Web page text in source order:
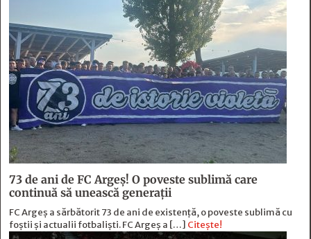
73 de ani de FC Argeş! O poveste sublimă care
continuă să unească generaţii
FC Argeș a sărbătorit 73 de ani de existență, o poveste sublimă cu
foștii și actualii fotbaliști. FC Argeș a […] Citește!